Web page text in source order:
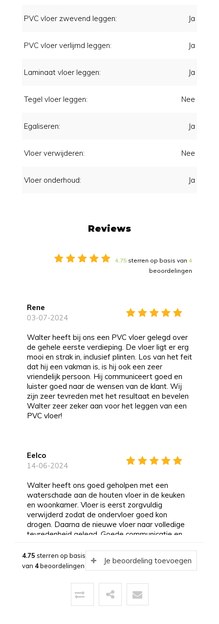
PVC vloer zwevend leggen: Ja
PVC vloer verlijmd leggen: Ja
Laminaat vloer leggen: Ja
Tegel vloer leggen: Nee
Egaliseren: Ja
Vloer verwijderen: Nee
Vloer onderhoud: Ja
Reviews
4.75 sterren op basis van 4
beoordelingen
Rene
03-07-2024
Walter heeft bij ons een PVC vloer gelegd over
de gehele eerste verdieping. De vloer ligt er erg
mooi en strak in, inclusief plinten. Los van het feit
dat hij een vakman is, is hij ook een zeer
vriendelijk persoon. Hij communiceert goed en
luister goed naar de wensen van de klant. Wij
zijn zeer tevreden met het resultaat en bevelen
Walter zeer zeker aan voor het leggen van een
PVC vloer!
Eelco
14-06-2024
Walter heeft ons goed geholpen met een
waterschade aan de houten vloer in de keuken
en woonkamer. Vloer is eerst zorgvuldig
verwijderd zodat de ondervloer goed kon
drogen. Daarna de nieuwe vloer naar volledige
tevredenheid gelegd. Goede communicatie en
Steven & Mandy
4.75 sterren op basis
van 4beoordelingen
Je beoordeling toevoegen